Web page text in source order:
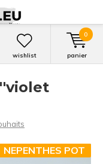
wishlist panier
0
NEPENTHES POT